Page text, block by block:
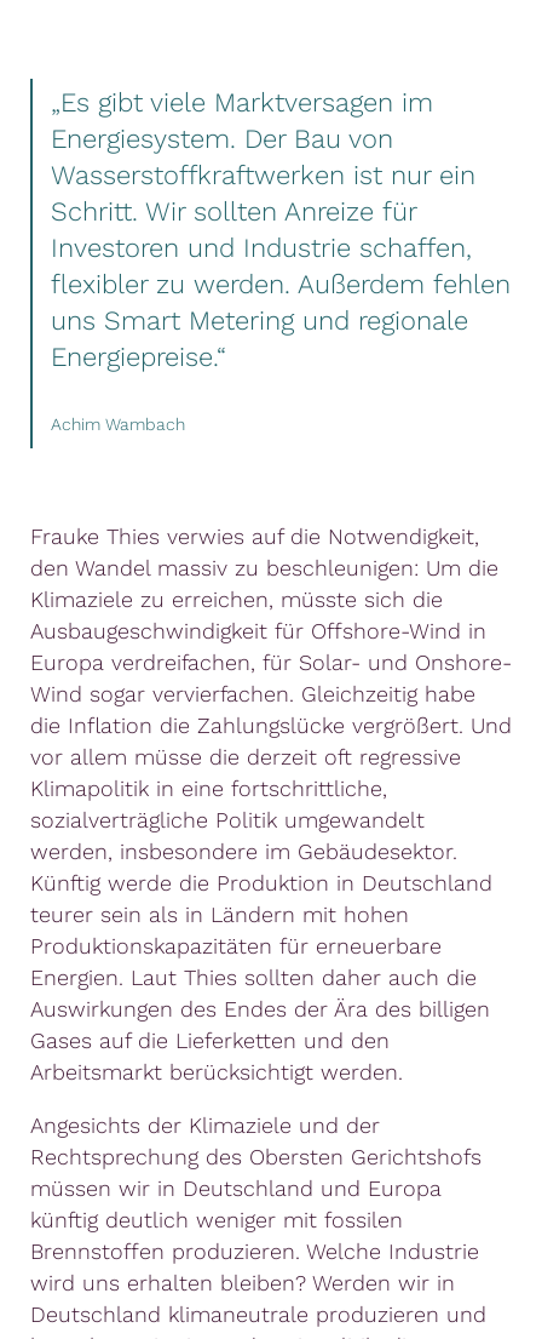
„Es gibt viele Marktversagen im
Energiesystem. Der Bau von
Wasserstoffkraftwerken ist nur ein
Schritt. Wir sollten Anreize für
Investoren und Industrie schaffen,
flexibler zu werden. Außerdem fehlen
uns Smart Metering und regionale
Energiepreise.“
Achim Wambach
Frauke Thies verwies auf die Notwendigkeit,
den Wandel massiv zu beschleunigen: Um die
Klimaziele zu erreichen, müsste sich die
Ausbaugeschwindigkeit für Offshore-Wind in
Europa verdreifachen, für Solar- und Onshore-
Wind sogar vervierfachen. Gleichzeitig habe
die Inflation die Zahlungslücke vergrößert. Und
vor allem müsse die derzeit oft regressive
Klimapolitik in eine fortschrittliche,
sozialverträgliche Politik umgewandelt
werden, insbesondere im Gebäudesektor.
Künftig werde die Produktion in Deutschland
teurer sein als in Ländern mit hohen
Produktionskapazitäten für erneuerbare
Energien. Laut Thies sollten daher auch die
Auswirkungen des Endes der Ära des billigen
Gases auf die Lieferketten und den
Arbeitsmarkt berücksichtigt werden.
Angesichts der Klimaziele und der
Rechtsprechung des Obersten Gerichtshofs
müssen wir in Deutschland und Europa
künftig deutlich weniger mit fossilen
Brennstoffen produzieren. Welche Industrie
wird uns erhalten bleiben? Werden wir in
Deutschland klimaneutrale produzieren und